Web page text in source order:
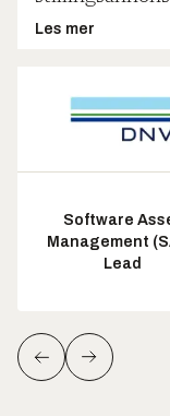
Les mer
Software
Management
Lead